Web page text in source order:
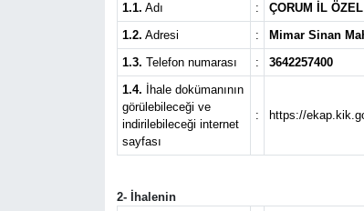
1.1. Adı :
ÇORUM İL
1.2. Adresi :
Mimar Sinan
1.3. Telefon numarası :
3642257400
1.4. İhale dokümanının
görülebileceği ve
indirilebileceği internet
sayfası
: https://
2- İhalenin
Mecitözü